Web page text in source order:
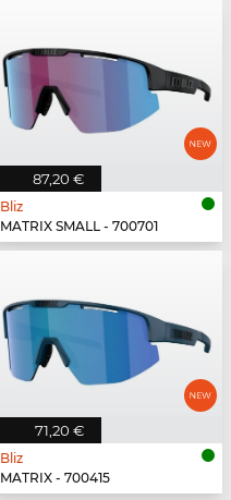
87,20 €
Bliz
MATRIX SMALL - 700701
71,20 €
Bliz
MATRIX - 700415